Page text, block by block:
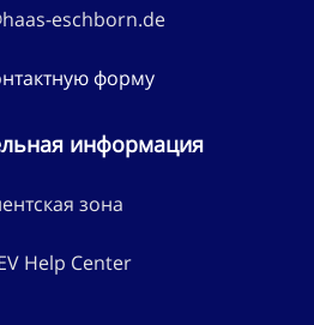
eschborn.de
форму
информация
зона
Help Center